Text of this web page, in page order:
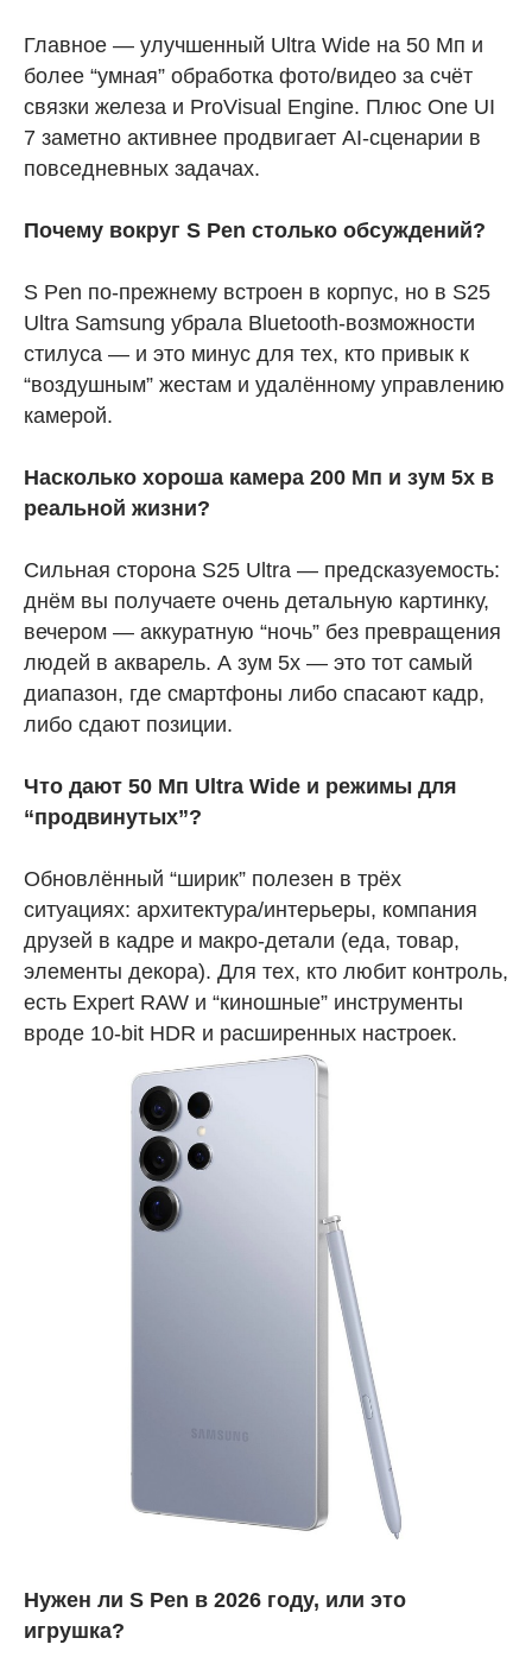
Главное — улучшенный Ultra Wide на 50 Мп и
более “умная” обработка фото/видео за счёт
связки железа и ProVisual Engine. Плюс One UI
7 заметно активнее продвигает AI-сценарии в
повседневных задачах.
Почему вокруг S Pen столько обсуждений?
S Pen по-прежнему встроен в корпус, но в S25
Ultra Samsung убрала Bluetooth-возможности
стилуса — и это минус для тех, кто привык к
“воздушным” жестам и удалённому управлению
камерой.
Насколько хороша камера 200 Мп и зум 5x в
реальной жизни?
Сильная сторона S25 Ultra — предсказуемость:
днём вы получаете очень детальную картинку,
вечером — аккуратную “ночь” без превращения
людей в акварель. А зум 5x — это тот самый
диапазон, где смартфоны либо спасают кадр,
либо сдают позиции.
Что дают 50 Мп Ultra Wide и режимы для
“продвинутых”?
Обновлённый “ширик” полезен в трёх
ситуациях: архитектура/интерьеры, компания
друзей в кадре и макро-детали (еда, товар,
элементы декора). Для тех, кто любит контроль,
есть Expert RAW и “киношные” инструменты
вроде 10-bit HDR и расширенных настроек.
Нужен ли S Pen в 2026 году, или это
игрушка?